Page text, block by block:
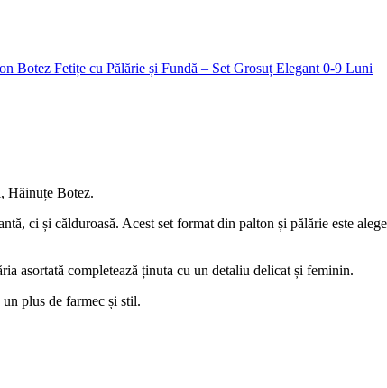
Botez Fetițe cu Pălărie și Fundă – Set Grosuț Elegant 0-9 Luni
Hăinuțe Botez.
ci și călduroasă. Acest set format din palton și pălărie este
asortată completează ținuta cu un detaliu delicat și feminin.
plus de farmec și stil.